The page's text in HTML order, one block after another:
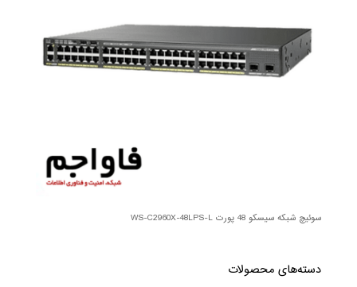
سوئیچ شبکه سیسکو 48 پورت WS-C2960X-48LPS-L
دسته‌های محصولات